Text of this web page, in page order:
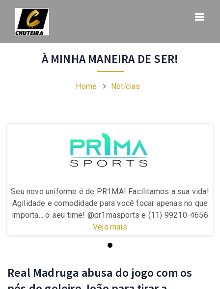
À MINHA MANEIRA DE SER!
Home Notícias
Seu novo uniforme é de PR1MA! Facilitamos a sua vida!
Agilidade e comodidade para você focar apenas no que
importa... o seu time! @pr1masports e (11) 99210-4656
Veja mais
Real Madruga abusa do jogo com os